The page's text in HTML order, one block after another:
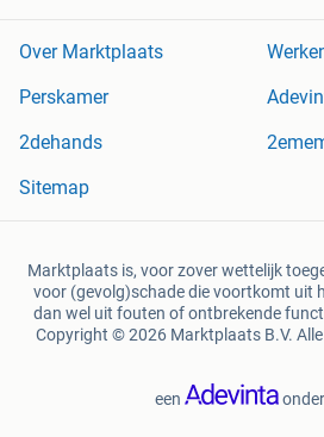
Over Marktplaats
Perskamer
2dehands
Sitemap
Marktplaats is, voor zover wettelijk
voor (gevolg)schade die voortkomt uit
dan wel uit fouten of ontbrekende
Copyright © 2026 Marktplaats B.V.
een